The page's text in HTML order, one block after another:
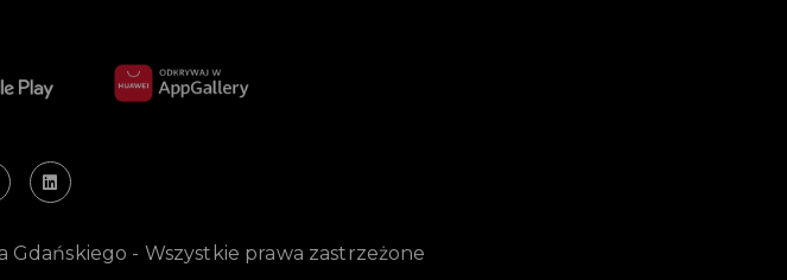
- Wszystkie prawa zastrzeżone